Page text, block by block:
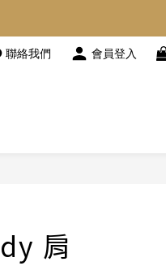
聯絡我們 會員登入
肩